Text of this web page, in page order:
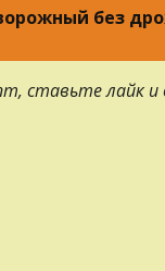
без
ставьте лайк